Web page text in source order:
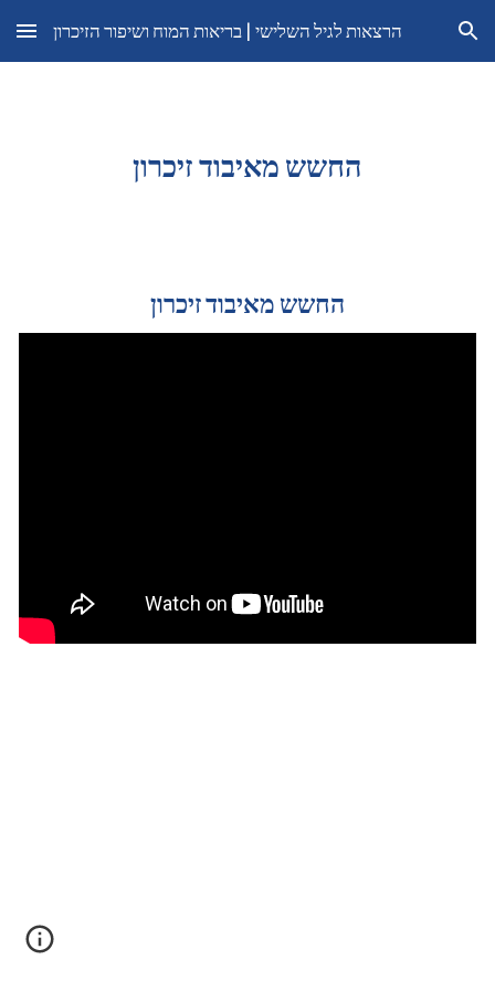
Skip to main content Skip to navigationהרצאות לגיל השלישי | בריאות המוח ושיפור הזיכרון
החשש מאיבוד זיכרון
החשש מאיבוד זיכרון